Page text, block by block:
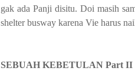
gak ada Panji disitu. Doi masih
shelter busway karena Vie harus
SEBUAH KEBETULAN Part II